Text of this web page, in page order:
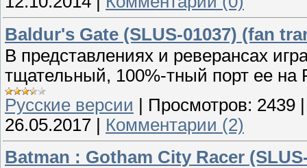
Baldur's Gate (SLUS-01037) (fan
В представлениях и реверансах
тщательный, 100%-тный порт ее на
Русские версии | Просмотров: 2439
26.05.2017 | Комментарии (2)
Batman : Gotham City Racer